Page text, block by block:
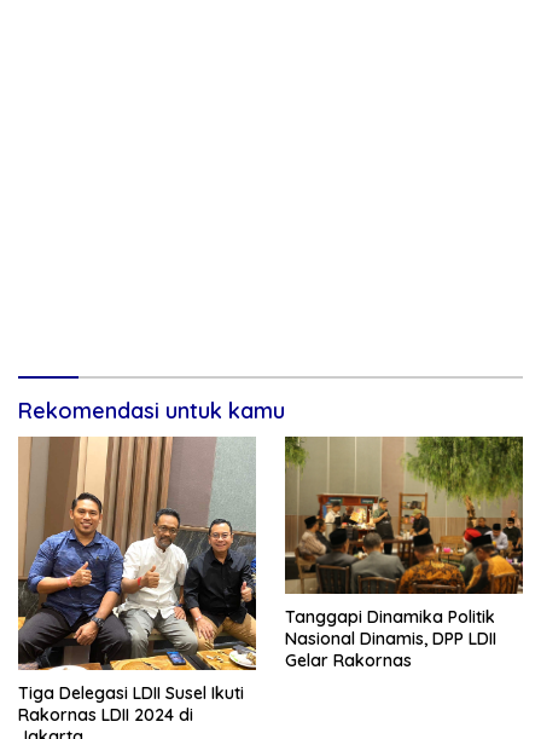
Rekomendasi untuk kamu
Tiga Delegasi LDII Susel Ikuti
Rakornas LDII 2024 di
Tanggapi Dinamika Politik
Nasional Dinamis, DPP LDII
Gelar Rakornas